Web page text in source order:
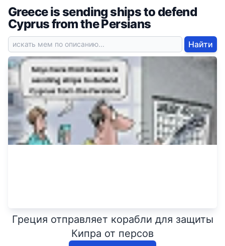
Greece is sending ships to defend
Cyprus from the Persians
Найти
Греция отправляет корабли для защиты
Кипра от персов